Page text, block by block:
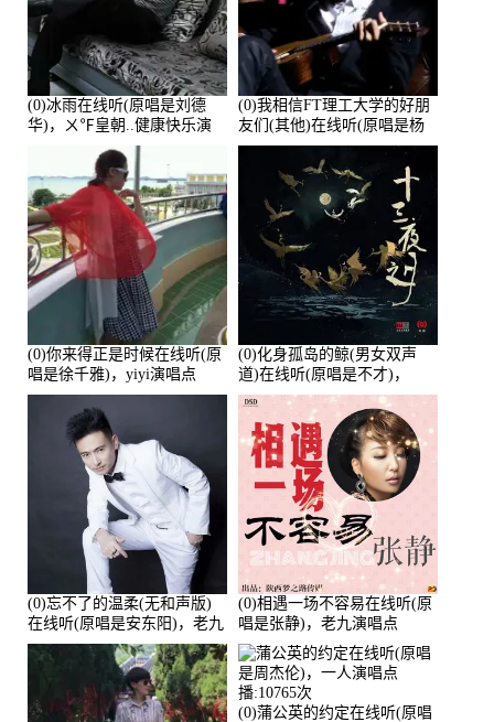
(0)冰雨在线听(原唱是刘德
华)，ㄨ℉皇朝..健康快乐演
(0)我相信FT理工大学的好朋
友们(其他)在线听(原唱是杨
培安)，老乔演唱点播:23714
(0)你来得正是时候在线听(原
唱是徐千雅)，yiyi演唱点
播:21991次
(0)化身孤岛的鲸(男女双声
道)在线听(原唱是不才)，
HGBai演唱点播:19428次
(0)忘不了的温柔(无和声版)
在线听(原唱是安东阳)，老九
演唱点播:17392次
(0)相遇一场不容易在线听(原
唱是张静)，老九演唱点
播:11453次
(0)蒲公英的约定在线听(原唱